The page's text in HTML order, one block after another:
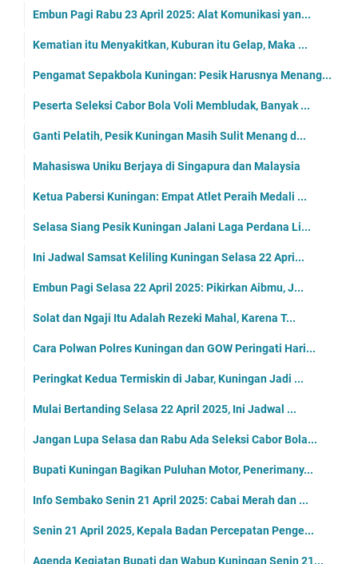
Embun Pagi Rabu 23 April 2025: Alat Komunikasi yan...
Kematian itu Menyakitkan, Kuburan itu Gelap, Maka ...
Pengamat Sepakbola Kuningan: Pesik Harusnya Menang...
Peserta Seleksi Cabor Bola Voli Membludak, Banyak ...
Ganti Pelatih, Pesik Kuningan Masih Sulit Menang d...
Mahasiswa Uniku Berjaya di Singapura dan Malaysia
Ketua Pabersi Kuningan: Empat Atlet Peraih Medali ...
Selasa Siang Pesik Kuningan Jalani Laga Perdana Li...
Ini Jadwal Samsat Keliling Kuningan Selasa 22 Apri...
Embun Pagi Selasa 22 April 2025: Pikirkan Aibmu, J...
Solat dan Ngaji Itu Adalah Rezeki Mahal, Karena T...
Cara Polwan Polres Kuningan dan GOW Peringati Hari...
Peringkat Kedua Termiskin di Jabar, Kuningan Jadi ...
Mulai Bertanding Selasa 22 April 2025, Ini Jadwal ...
Jangan Lupa Selasa dan Rabu Ada Seleksi Cabor Bola...
Bupati Kuningan Bagikan Puluhan Motor, Penerimany...
Info Sembako Senin 21 April 2025: Cabai Merah dan ...
Senin 21 April 2025, Kepala Badan Percepatan Penge...
Agenda Kegiatan Bupati dan Wabup Kuningan Senin 21...